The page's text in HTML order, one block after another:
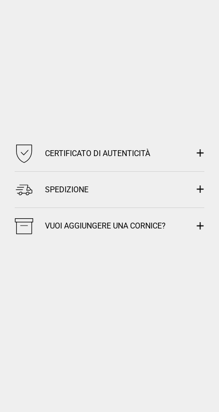
CERTIFICATO DI AUTENTICITÀ
SPEDIZIONE
VUOI AGGIUNGERE UNA CORNICE?